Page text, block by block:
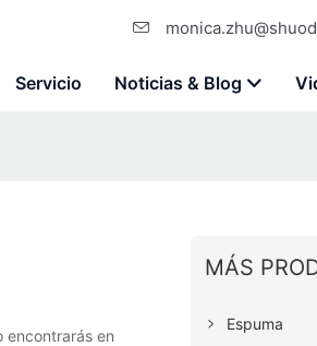
Servicio Noticias & Blog
encontrarás en
MÁS
Espuma